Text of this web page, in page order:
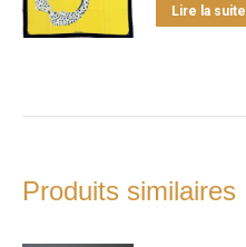
Lire la suite
Produits similaires